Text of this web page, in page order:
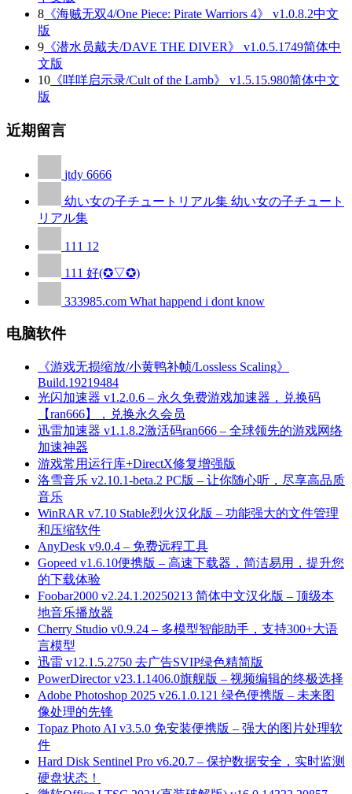
8 《海贼无双4/One Piece: Pirate Warriors 4》 v1.0.8.2中文
版
9 《潜水员戴夫/DAVE THE DIVER》 v1.0.5.1749简体中
文版
10 《咩咩启示录/Cult of the Lamb》 v1.5.15.980简体中文
版
近期留言
jtdy 6666
幼い女の子チュートリアル集 幼い女の子チュート
リアル集
111 12
111 好(✪▽✪)
333985.com What happend i dont know
电脑软件
《游戏无损缩放/小黄鸭补帧/Lossless Scaling》
Build.19219484
光闪加速器 v1.2.0.6 – 永久免费游戏加速器，兑换码
【ran666】，兑换永久会员
迅雷加速器 v1.1.8.2激活码ran666 – 全球领先的游戏网络
加速神器
游戏常用运行库+DirectX修复增强版
洛雪音乐 v2.10.1-beta.2 PC版 – 让你随心听，尽享高品质
音乐
WinRAR v7.10 Stable烈火汉化版 – 功能强大的文件管理
和压缩软件
AnyDesk v9.0.4 – 免费远程工具
Gopeed v1.6.10便携版 – 高速下载器，简洁易用，提升您
的下载体验
Foobar2000 v2.24.1.20250213 简体中文汉化版 – 顶级本
地音乐播放器
Cherry Studio v0.9.24 – 多模型智能助手，支持300+大语
言模型
迅雷 v12.1.5.2750 去广告SVIP绿色精简版
PowerDirector v23.1.1406.0旗舰版 – 视频编辑的终极选择
Adobe Photoshop 2025 v26.1.0.121 绿色便携版 – 未来图
像处理的先锋
Topaz Photo AI v3.5.0 免安装便携版 – 强大的图片处理软
件
Hard Disk Sentinel Pro v6.20.7 – 保护数据安全，实时监测
硬盘状态！